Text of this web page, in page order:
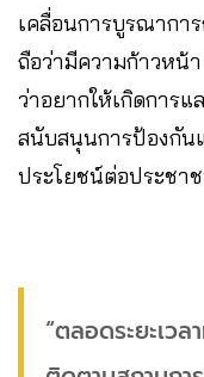
เคลื่อนการบูรณากา
ถือว่ามีความก้าวหน้
ว่าอยากให้เกิดการ
สนับสนุนการป้องกัน
ประโยชน์ต่อประชา
“ตลอดระยะเว